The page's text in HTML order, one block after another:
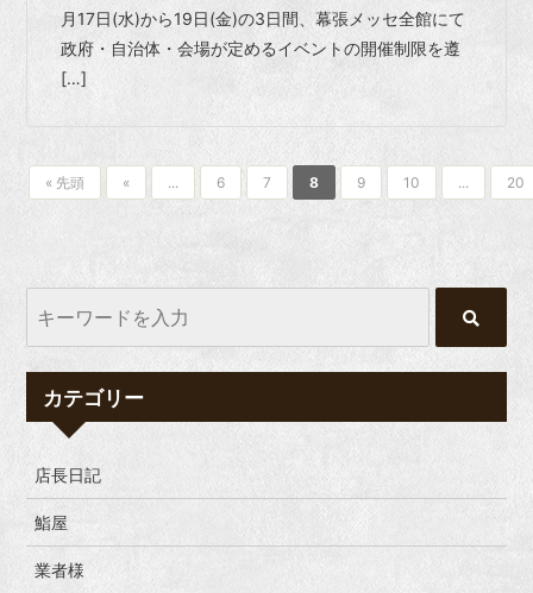
月17日(水)から19日(金)の3日間、幕張メッセ全館にて
政府・自治体・会場が定めるイベントの開催制限を遵
[…]
« 先頭 « ... 6 7 8 9 10 ... 20
カテゴリー
店長日記
鮨屋
業者様